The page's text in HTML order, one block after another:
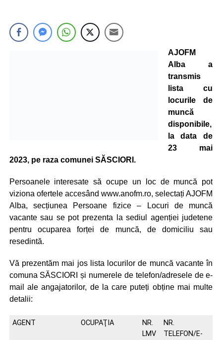
AJOFM
Alba a
transmis
lista cu
locurile de
muncă
disponibile,
la data de
23 mai
2023, pe raza comunei SĂSCIORI.
Persoanele interesate să ocupe un loc de muncă pot
viziona ofertele accesând www.anofm.ro, selectați AJOFM
Alba, secțiunea Persoane fizice – Locuri de muncă
vacante sau se pot prezenta la sediul agenției judetene
pentru ocuparea forței de muncă, de domiciliu sau
resedintă.
Vă prezentăm mai jos lista locurilor de muncă vacante în
comuna SĂSCIORI și numerele de telefon/adresele de e-
mail ale angajatorilor, de la care puteți obține mai multe
detalii:
AGENT OCUPAŢIA
NR.
LMV
NR.
TELEFON/E-